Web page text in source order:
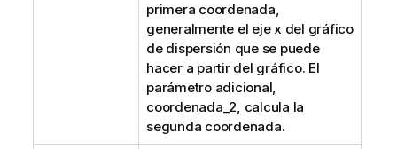
primera coordenada,
generalmente el eje x del gráfico
de dispersión que se puede
hacer a partir del gráfico. El
parámetro adicional,
coordenada_2, calcula la
segunda coordenada.